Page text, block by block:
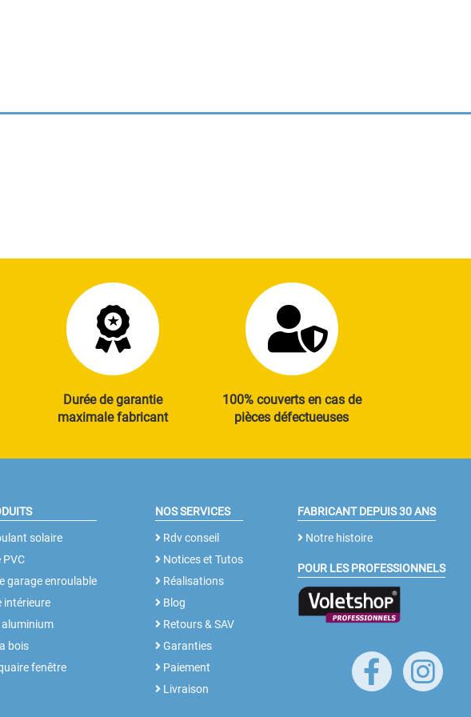
Durée de garantie
maximale fabricant
100% couverts en cas de
pièces défectueuses
solaire
PVC
garage enroulable
intérieure
bois
fenêtre
NOS SERVICES
Rdv conseil
Notices et Tutos
Réalisations
Blog
Retours & SAV
Garanties
Paiement
Livraison
FABRICANT DEPUIS 30 ANS
Notre histoire
POUR LES PROFESSIONNELS